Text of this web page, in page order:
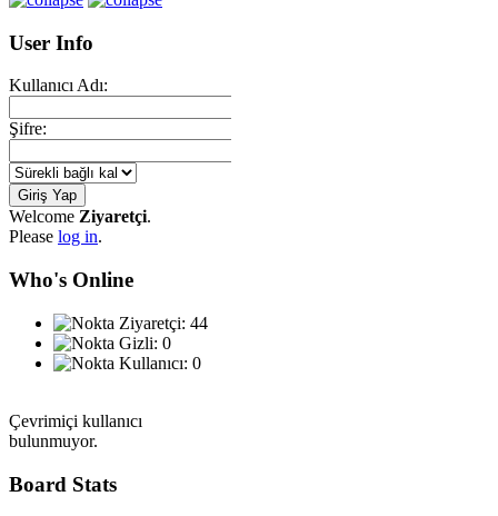
User Info
Kullanıcı Adı:
Şifre:
Welcome Ziyaretçi.
Please log in.
Who's Online
Ziyaretçi: 44
Gizli: 0
Kullanıcı: 0
Çevrimiçi kullanıcı
bulunmuyor.
Board Stats